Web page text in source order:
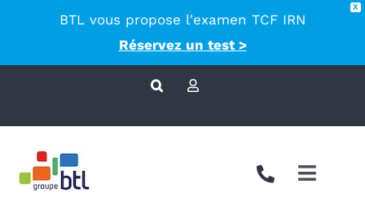
X
BTL vous propose l'examen TCF IRN
Réservez un test >
Toggle